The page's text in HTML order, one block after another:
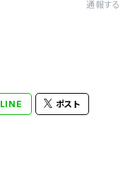
通報する
LINE ポスト